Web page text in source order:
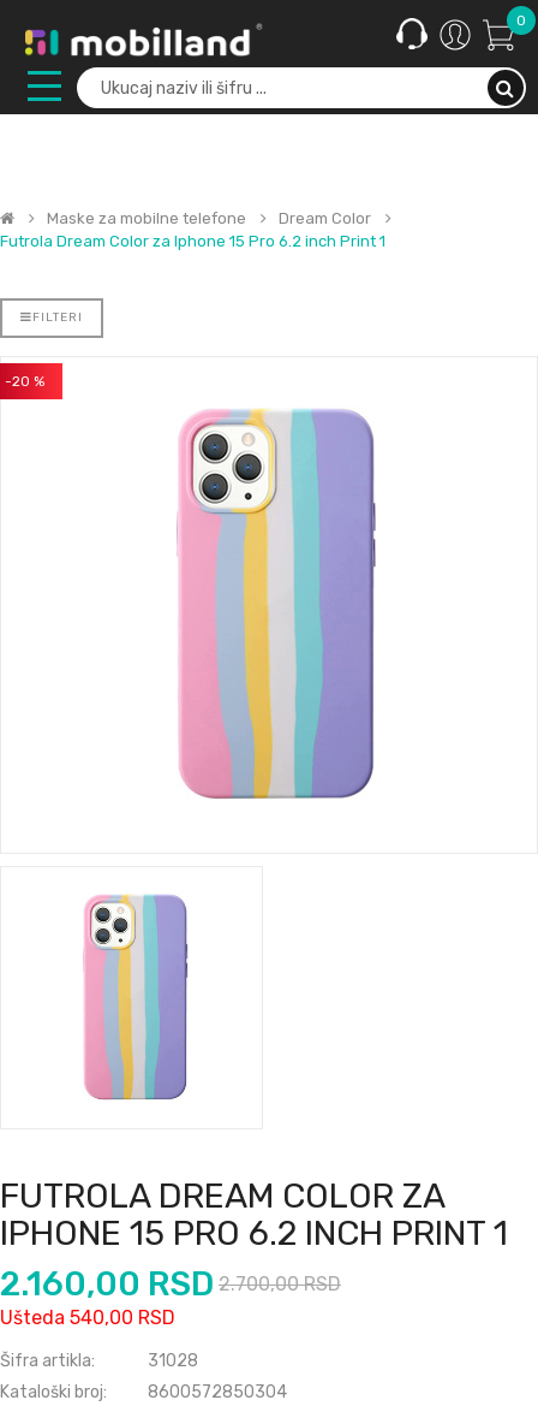
0
Maske za mobilne telefone
Dream Color
Futrola Dream Color za Iphone 15 Pro 6.2 inch Print 1
FILTERI
-20 %
FUTROLA DREAM COLOR ZA
IPHONE 15 PRO 6.2 INCH PRINT 1
2.160,00 RSD 2.700,00 RSD
Ušteda 540,00 RSD
Šifra artikla:
31028
Kataloški broj:
8600572850304